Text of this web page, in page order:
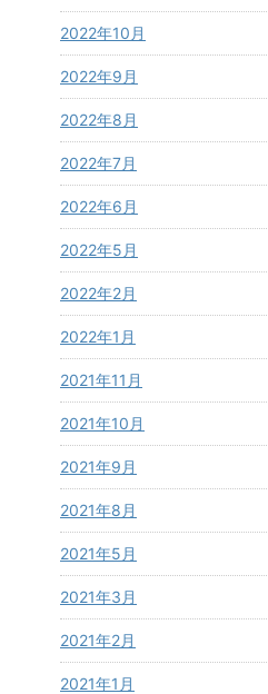
2022年10月
2022年9月
2022年8月
2022年7月
2022年6月
2022年5月
2022年2月
2022年1月
2021年11月
2021年10月
2021年9月
2021年8月
2021年5月
2021年3月
2021年2月
2021年1月